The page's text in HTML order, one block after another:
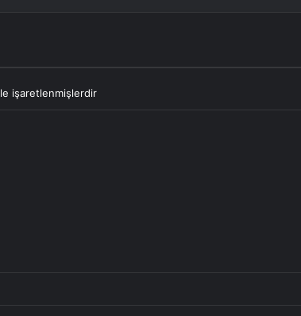
işaretlenmişlerdir